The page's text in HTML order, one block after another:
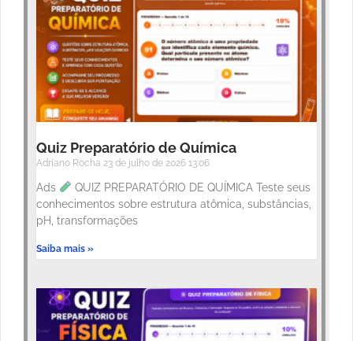
Quiz Preparatório de Química
Adriano Rocha 23 de julho de 2026 13:06
Ads
QUIZ PREPARATÓRIO DE QUÍMICA Teste seus
conhecimentos sobre estrutura atômica, substâncias,
pH, transformações
Saiba mais »